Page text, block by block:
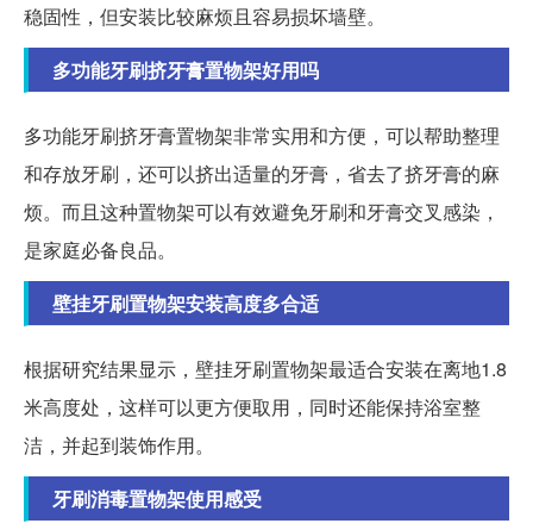
稳固性，但安装比较麻烦且容易损坏墙壁。
多功能牙刷挤牙膏置物架好用吗
多功能牙刷挤牙膏置物架非常实用和方便，可以帮助整理
和存放牙刷，还可以挤出适量的牙膏，省去了挤牙膏的麻
烦。而且这种置物架可以有效避免牙刷和牙膏交叉感染，
是家庭必备良品。
壁挂牙刷置物架安装高度多合适
根据研究结果显示，壁挂牙刷置物架最适合安装在离地1.8
米高度处，这样可以更方便取用，同时还能保持浴室整
洁，并起到装饰作用。
牙刷消毒置物架使用感受